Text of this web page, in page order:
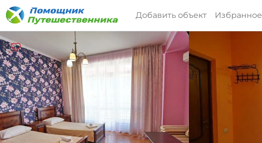
Добавить объект Избранное